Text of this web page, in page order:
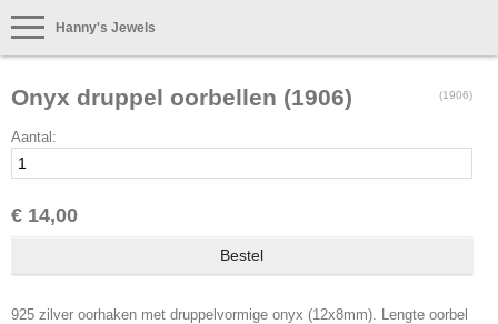
Hanny's Jewels
(1906)
Onyx druppel oorbellen (1906)
Aantal:
€ 14,00
925 zilver oorhaken met druppelvormige onyx (12x8mm). Lengte oorbel